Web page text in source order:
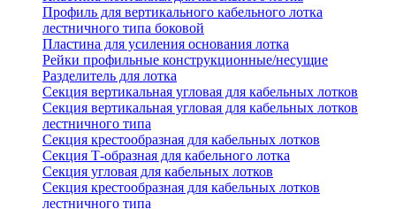
Профиль для вертикального кабельного лотка
лестничного типа боковой
Пластина для усиления основания лотка
Рейки профильные конструкционные/несущие
Разделитель для лотка
Секция вертикальная угловая для кабельных лотков
Секция вертикальная угловая для кабельных лотков
лестничного типа
Секция крестообразная для кабельных лотков
Секция Т-образная для кабельного лотка
Секция угловая для кабельных лотков
Секция крестообразная для кабельных лотков
лестничного типа